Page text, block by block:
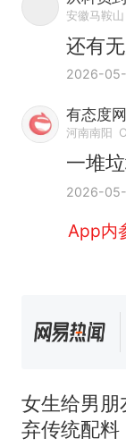
安徽马鞍山
还有
2026-
有态度
河南南阳
一堆
2026-
App内
女生给男朋
弃传统配料